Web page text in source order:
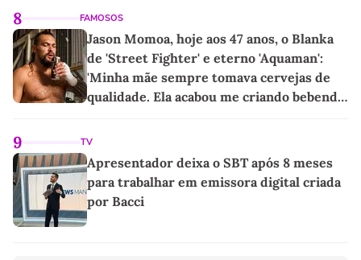
8 FAMOSOS
Jason Momoa, hoje aos 47 anos, o Blanka
de 'Street Fighter' e eterno 'Aquaman':
'Minha mãe sempre tomava cervejas de
qualidade. Ela acabou me criando bebendo
9 TV
Apresentador deixa o SBT após 8 meses
para trabalhar em emissora digital criada
por Bacci